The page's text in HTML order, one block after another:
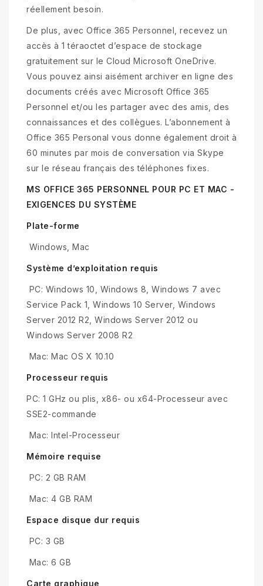
réellement besoin.
De plus, avec Office 365 Personnel, recevez un
accès à 1 téraoctet d’espace de stockage
gratuitement sur le Cloud Microsoft OneDrive.
Vous pouvez ainsi aisément archiver en ligne des
documents créés avec Microsoft Office 365
Personnel et/ou les partager avec des amis, des
connaissances et des collègues. L’abonnement à
Office 365 Personal vous donne également droit à
60 minutes par mois de conversation via Skype
sur le réseau français des téléphones fixes.
MS OFFICE 365 PERSONNEL POUR PC ET MAC -
EXIGENCES DU SYSTÈME
Plate-forme
Windows, Mac
Système d’exploitation requis
PC: Windows 10, Windows 8, Windows 7 avec
Service Pack 1, Windows 10 Server, Windows
Server 2012 R2, Windows Server 2012 ou
Windows Server 2008 R2
Mac: Mac OS X 10.10
Processeur requis
PC: 1 GHz ou plis, x86- ou x64-Processeur avec
SSE2-commande
Mac: Intel-Processeur
Mémoire requise
PC: 2 GB RAM
Mac: 4 GB RAM
Espace disque dur requis
PC: 3 GB
Mac: 6 GB
Carte graphique